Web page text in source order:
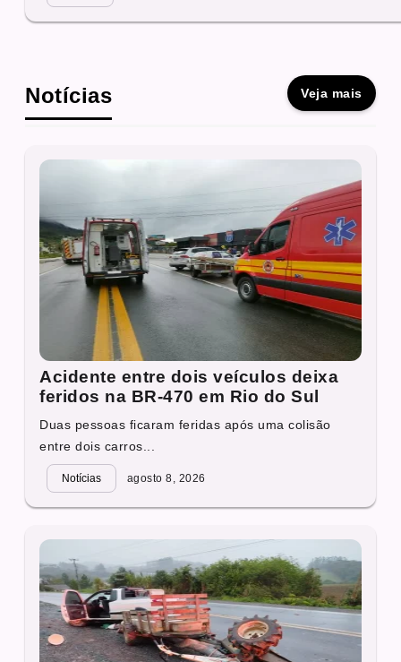
Notícias Veja mais
Acidente entre dois veículos deixa
feridos na BR-470 em Rio do Sul
Duas pessoas ficaram feridas após uma colisão
entre dois carros...
Notícias agosto 8, 2026